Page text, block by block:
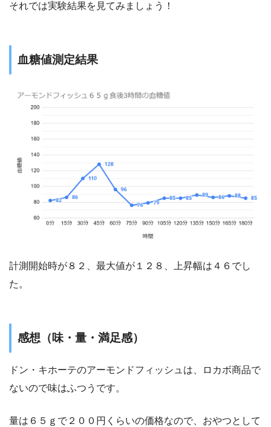
それでは実験結果を見てみましょう！
血糖値測定結果
計測開始時が８２、最大値が１２８、上昇幅は４６でし
た。
感想（味・量・満足感）
ドン・キホーテのアーモンドフィッシュは、ロカボ商品で
ないので味はふつうです。
量は６５ｇで２００円くらいの価格なので、おやつとして